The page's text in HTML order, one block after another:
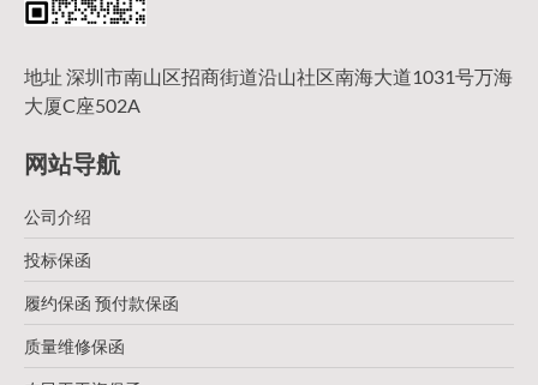
地址 深圳市南山区招商街道沿山社区南海大道1031号万海
大厦C座502A
网站导航
公司介绍
投标保函
履约保函 预付款保函
质量维修保函